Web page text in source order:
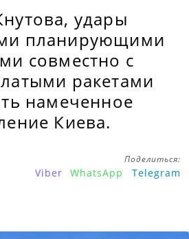
удары
планирующими
совместно с
ракетами
намеченное
Киева.
Поделиться:
Viber WhatsApp Telegram